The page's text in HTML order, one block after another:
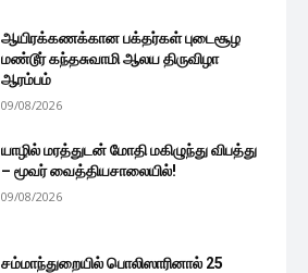
ஆயிரக்கணக்கான பக்தர்கள் புடைசூழ
மண்டூர் கந்தசுவாமி ஆலய திருவிழா
ஆரம்பம்
09/08/2026
யாழில் மரத்துடன் மோதி மகிழுந்து விபத்து
– மூவர் வைத்தியசாலையில்!
09/08/2026
சம்மாந்துறையில் பொலிஸாரினால் 25